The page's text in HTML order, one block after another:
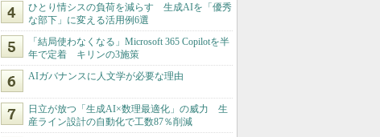
ひとり情シスの負荷を減らす 生成AIを「優秀
な部下」に変える活用例6選
「結局使わなくなる」Microsoft 365 Copilotを半
年で定着 キリンの3施策
AIガバナンスに人文学が必要な理由
日立が放つ「生成AI×数理最適化」の威力 生
産ライン設計の自動化で工数87％削減